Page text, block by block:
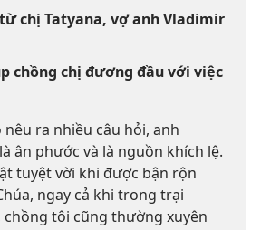
chị Tatyana, vợ anh Vladimir
chồng chị đương đầu với việc
ra nhiều câu hỏi, anh
ân phước và là nguồn khích lệ.
tuyệt vời khi được bận rộn
ngay cả khi trong trại
chồng tôi cũng thường xuyên